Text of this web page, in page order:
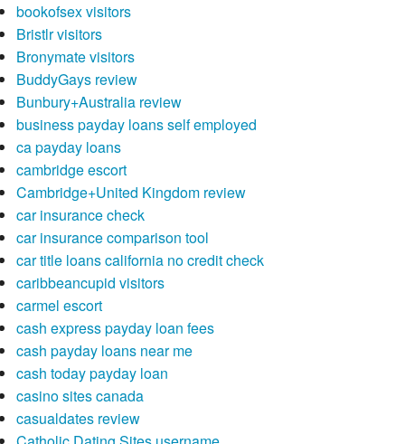
bookofsex visitors
Bristlr visitors
Bronymate visitors
BuddyGays review
Bunbury+Australia review
business payday loans self employed
ca payday loans
cambridge escort
Cambridge+United Kingdom review
car insurance check
car insurance comparison tool
car title loans california no credit check
caribbeancupid visitors
carmel escort
cash express payday loan fees
cash payday loans near me
cash today payday loan
casino sites canada
casualdates review